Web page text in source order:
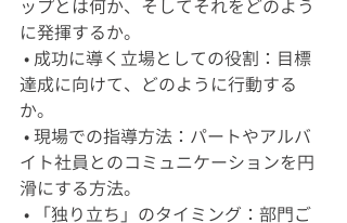
ップとは何か、そしてそれをどのよう
に発揮するか。
達成に向けて、どのように行動する
か。
イト社員とのコミュニケーションを円
滑にする方法。